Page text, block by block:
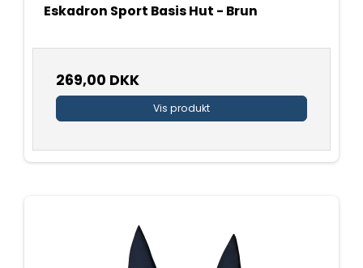
Eskadron Sport Basis Hut - Brun
269,00 DKK
Vis produkt